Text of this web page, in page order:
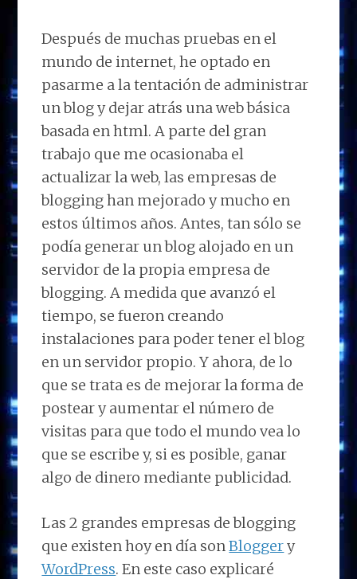
Después de muchas pruebas en el
mundo de internet, he optado en
pasarme a la tentación de administrar
un blog y dejar atrás una web básica
basada en html. A parte del gran
trabajo que me ocasionaba el
actualizar la web, las empresas de
blogging han mejorado y mucho en
estos últimos años. Antes, tan sólo se
podía generar un blog alojado en un
servidor de la propia empresa de
blogging. A medida que avanzó el
tiempo, se fueron creando
instalaciones para poder tener el blog
en un servidor propio. Y ahora, de lo
que se trata es de mejorar la forma de
postear y aumentar el número de
visitas para que todo el mundo vea lo
que se escribe y, si es posible, ganar
algo de dinero mediante publicidad.
Las 2 grandes empresas de blogging
que existen hoy en día sonBloggery
WordPress. En este caso explicaré